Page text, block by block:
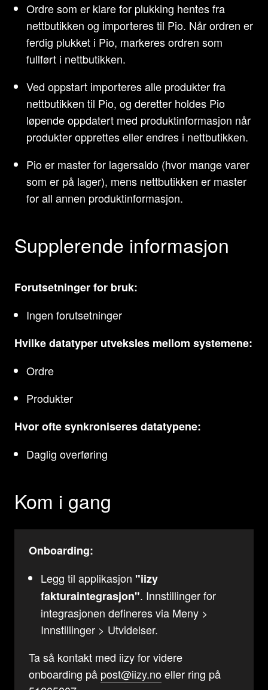
Ordre som er klare for plukking hentes fra
nettbutikken og importeres til Pio. Når ordren er
ferdig plukket i Pio, markeres ordren som
fullført i nettbutikken.
Ved oppstart importeres alle produkter fra
nettbutikken til Pio, og deretter holdes Pio
løpende oppdatert med produktinformasjon når
produkter opprettes eller endres i nettbutikken.
Pio er master for lagersaldo (hvor mange varer
som er på lager), mens nettbutikken er master
for all annen produktinformasjon.
Supplerende informasjon
Forutsetninger for bruk:
Ingen forutsetninger
Hvilke datatyper utveksles mellom systemene:
Ordre
Produkter
Hvor ofte synkroniseres datatypene:
Daglig overføring
Kom i gang
Onboarding:
Legg til applikasjon "iizy
fakturaintegrasjon". Innstillinger for
integrasjonen defineres via Meny >
Innstillinger > Utvidelser.
Ta så kontakt med iizy for videre
onboarding på post@iizy.noeller ring på